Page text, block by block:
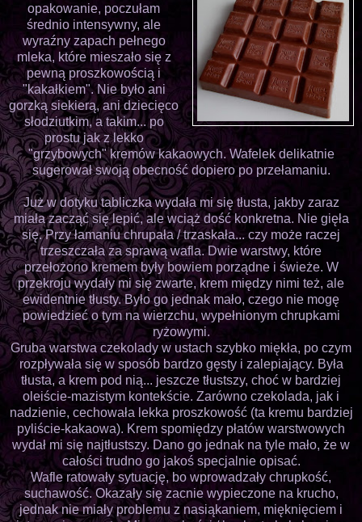
opakowanie, poczułam
średnio intensywny, ale
wyraźny zapach pełnego
mleka, które mieszało się z
pewną proszkowością i
"kakałkiem". Nie było ani
gorzką siekierą, ani dziecięco
słodziutkim, a takim... po
prostu jak z lekko
"grzybowych" kremów kakaowych. Wafelek delikatnie
sugerował swoją obecność dopiero po przełamaniu.
Już w dotyku tabliczka wydała mi się tłusta, jakby zaraz
miała zacząć się lepić, ale wciąż dość konkretna. Nie gięła
się. Przy łamaniu chrupała / trzaskała... czy może raczej
trzeszczała za sprawą wafla. Dwie warstwy, które
przełożono kremem były bowiem porządne i świeże. W
przekroju wydały mi się zwarte, krem między nimi też, ale
ewidentnie tłusty. Było go jednak mało, czego nie mogę
powiedzieć o tym na wierzchu, wypełnionym chrupkami
ryżowymi.
Gruba warstwa czekolady w ustach szybko miękła, po czym
rozpływała się w sposób bardzo gęsty i zalepiający. Była
tłusta, a krem pod nią... jeszcze tłustszy, choć w bardziej
oleiście-mazistym kontekście. Zarówno czekolada, jak i
nadzienie, cechowała lekka proszkowość (ta kremu bardziej
pyliście-kakaowa). Krem spomiędzy płatów warstwowych
wydał mi się najtłustszy. Dano go jednak na tyle mało, że w
całości trudno go jakoś specjalnie opisać.
Wafle ratowały sytuację, bo wprowadzały chrupkość,
suchawość. Okazały się zacnie wypieczone na krucho,
jednak nie miały problemu z nasiąkaniem, mięknięciem i